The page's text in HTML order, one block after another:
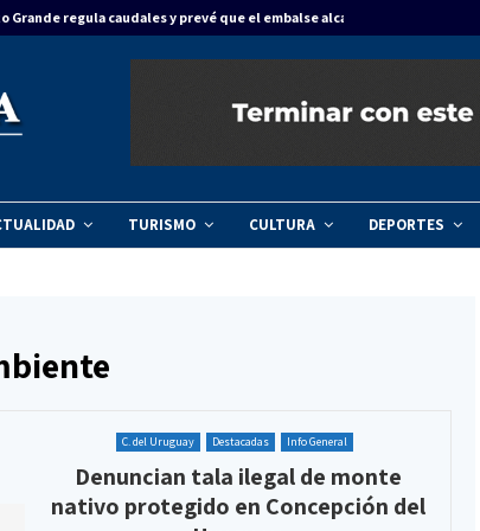
Grande regula caudales y prevé que el embalse alcance…
TURISMO CULTURA DEPORTES
C. del Uruguay Destacadas Info General
Denuncian tala ilegal de monte
nativo protegido en Concepción del